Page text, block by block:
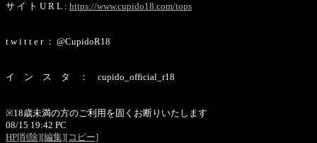
サ イ ト U R L : https://www.cupido18.com/tops
t w i t t e r ： @CupidoR18
イ ン ス タ ： cupido_official_r18
※18歳未満の方のご利用を固くお断りいたします
08/15 19:42 PC
HP[削除][編集][コピー]